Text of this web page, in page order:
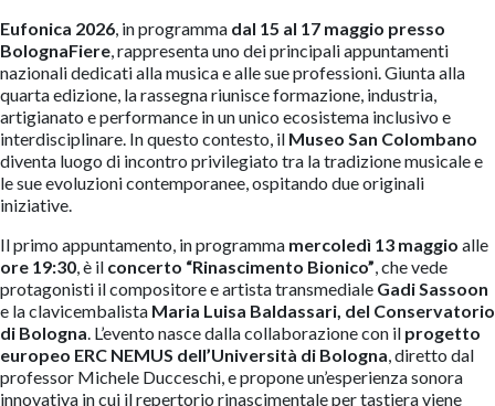
Eufonica 2026, in programma dal 15 al 17 maggio presso
BolognaFiere, rappresenta uno dei principali appuntamenti
nazionali dedicati alla musica e alle sue professioni. Giunta alla
quarta edizione, la rassegna riunisce formazione, industria,
artigianato e performance in un unico ecosistema inclusivo e
interdisciplinare. In questo contesto, il Museo San Colombano
diventa luogo di incontro privilegiato tra la tradizione musicale e
le sue evoluzioni contemporanee, ospitando due originali
iniziative.
Il primo appuntamento, in programma mercoledì 13 maggio alle
ore 19:30, è il concerto “Rinascimento Bionico”, che vede
protagonisti il compositore e artista transmediale Gadi Sassoon
e la clavicembalista Maria Luisa Baldassari, del Conservatorio
di Bologna. L’evento nasce dalla collaborazione con il progetto
europeo ERC NEMUS dell’Università di Bologna, diretto dal
professor Michele Ducceschi, e propone un’esperienza sonora
innovativa in cui il repertorio rinascimentale per tastiera viene